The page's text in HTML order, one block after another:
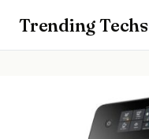
Trending Techs
Schoonmaak